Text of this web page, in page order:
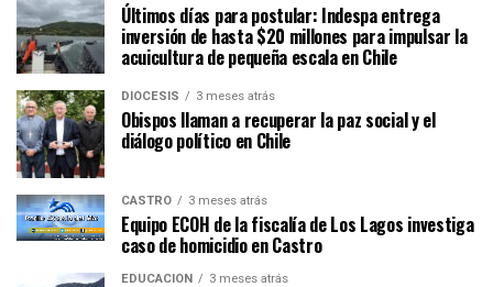
Últimos días para postular: Indespa entrega
inversión de hasta $20 millones para impulsar la
acuicultura de pequeña escala en Chile
DIÓCESIS 3 meses atrás
Obispos llaman a recuperar la paz social y el
diálogo político en Chile
CASTRO 3 meses atrás
Equipo ECOH de la fiscalía de Los Lagos investiga
caso de homicidio en Castro
EDUCACIÓN 3 meses atrás